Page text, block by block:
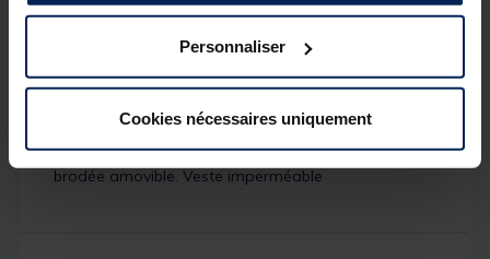
Personnaliser
Cookies nécessaires uniquement
Description
Complément idéal de la salopette waterproof, ce
de la pluie et du froid grâce à sa doublure polaire
brodée amovible. Veste imperméable